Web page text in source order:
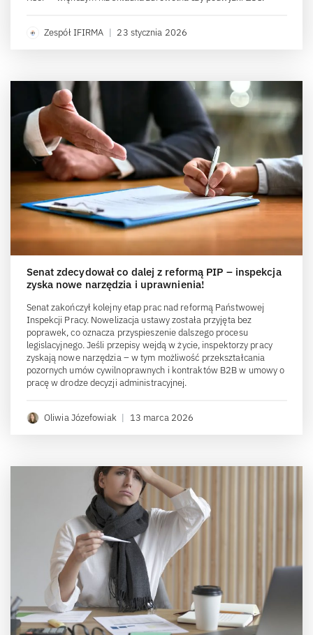
Zespół IFIRMA | 23 stycznia 2026
Senat zdecydował co dalej z reformą PIP – inspekcja
zyska nowe narzędzia i uprawnienia!
Senat zakończył kolejny etap prac nad reformą Państwowej
Inspekcji Pracy. Nowelizacja ustawy została przyjęta bez
poprawek, co oznacza przyspieszenie dalszego procesu
legislacyjnego. Jeśli przepisy wejdą w życie, inspektorzy pracy
zyskają nowe narzędzia – w tym możliwość przekształcania
pozornych umów cywilnoprawnych i kontraktów B2B w umowy o
pracę w drodze decyzji administracyjnej.
Oliwia Józefowiak | 13 marca 2026